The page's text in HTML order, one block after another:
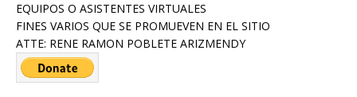
EQUIPOS O ASISTENTES VIRTUALES
FINES VARIOS QUE SE PROMUEVEN EN EL SITIO
ATTE: RENE RAMON POBLETE ARIZMENDY